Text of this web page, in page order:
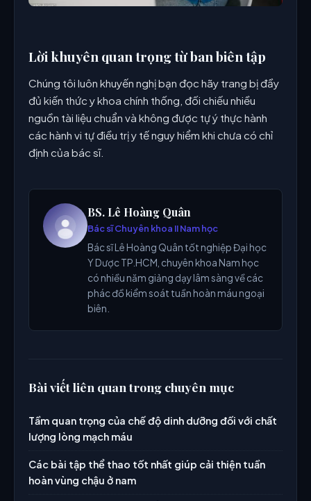
Lời khuyên quan trọng từ ban biên tập
Chúng tôi luôn khuyến nghị bạn đọc hãy trang bị đầy
đủ kiến thức y khoa chính thống, đối chiếu nhiều
nguồn tài liệu chuẩn và không được tự ý thực hành
các hành vi tự điều trị y tế nguy hiểm khi chưa có chỉ
định của bác sĩ.
BS. Lê Hoàng Quân
Bác sĩ Chuyên khoa II Nam học
Bác sĩ Lê Hoàng Quân tốt nghiệp Đại học
Y Dược TP.HCM, chuyên khoa Nam học
có nhiều năm giảng dạy lâm sàng về các
phác đồ kiểm soát tuần hoàn máu ngoại
biên.
Bài viết liên quan trong chuyên mục
Tầm quan trọng của chế độ dinh dưỡng đối với chất
lượng lòng mạch máu
Các bài tập thể thao tốt nhất giúp cải thiện tuần
hoàn vùng chậu ở nam